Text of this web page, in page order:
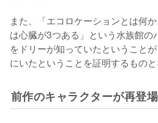
また、「エコロケーションとは何
は心臓が3つある」という水族館
をドリーが知っていたということ
にいたということを証明するものと
前作のキャラクターが再登場